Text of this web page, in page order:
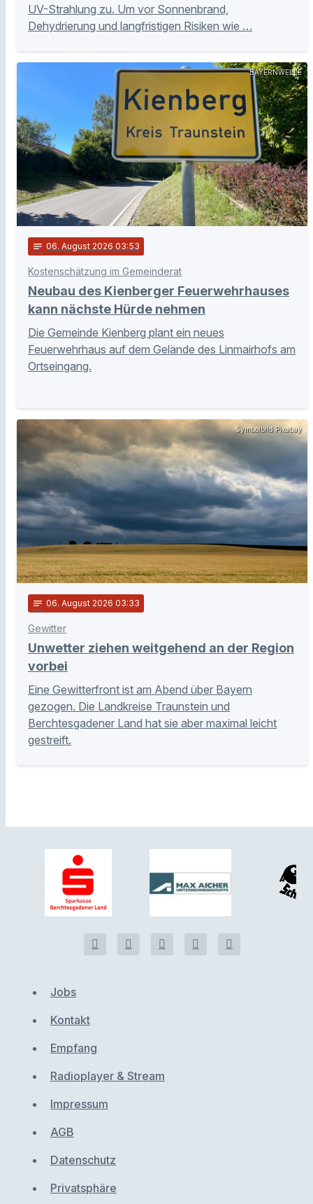
UV-Strahlung zu. Um vor Sonnenbrand,
Dehydrierung und langfristigen Risiken wie …
BAYERNWELLE
notes 06. August 2026 03:53
Kostenschätzung im Gemeinderat
Neubau des Kienberger Feuerwehrhauses
kann nächste Hürde nehmen
Die Gemeinde Kienberg plant ein neues
Feuerwehrhaus auf dem Gelände des Linmairhofs am
Ortseingang.
Symbolbild Pixabay
notes 06. August 2026 03:33
Gewitter
Unwetter ziehen weitgehend an der Region
vorbei
Eine Gewitterfront ist am Abend über Bayern
gezogen. Die Landkreise Traunstein und
Berchtesgadener Land hat sie aber maximal leicht
gestreift.
Jobs
Kontakt
Empfang
Radioplayer & Stream
Impressum
AGB
Datenschutz
Privatsphäre